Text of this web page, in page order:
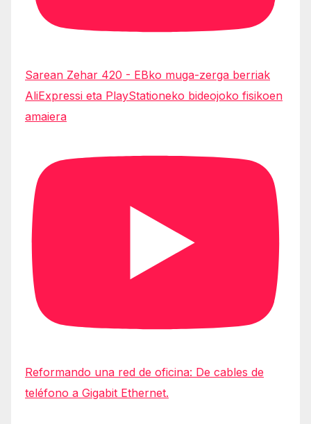
Sarean Zehar 420 - EBko muga-zerga berriak
AliExpressi eta PlayStationeko bideojoko fisikoen
amaiera
Reformando una red de oficina: De cables de
teléfono a Gigabit Ethernet.